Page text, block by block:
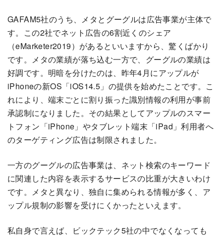
GAFAM5社のうち、メタとグーグルは広告事業が主体で
す。この2社でネット広告の6割近くのシェア
（eMarketer2019）があるといいますから、驚くばかり
です。メタの業績が落ち込む一方で、グーグルの業績は
好調です。明暗を分けたのは、昨年4月にアップルが
iPhoneの新OS「iOS14.5」の提供を始めたことです。こ
れにより、端末ごとに割り振った識別情報の利用が事前
承認制になりました。その結果としてアップルのスマー
トフォン「iPhone」やタブレット端末「iPad」利用者へ
のターゲティング広告は制限されました。
一方のグーグルの広告事業は、ネット検索のキーワード
に関連した内容を表示するサービスの比重が大きいわけ
です。メタと異なり、独自に集められる情報が多く、ア
ップル規制の影響を受けにくかったといえます。
私自身で言えば、ビックテック5社の中でなくなっても